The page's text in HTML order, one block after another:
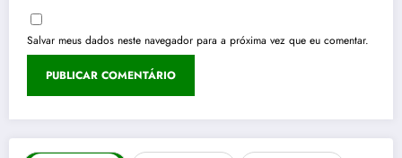
Salvar meus dados neste navegador para a próxima vez que eu comentar.